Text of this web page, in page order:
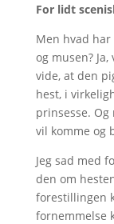
For lidt
Men hvad
og musen?
vide, at den
hest, i
prinsesse.
vil komme og
Jeg sad med
den om
forestillingen
fornemmelse